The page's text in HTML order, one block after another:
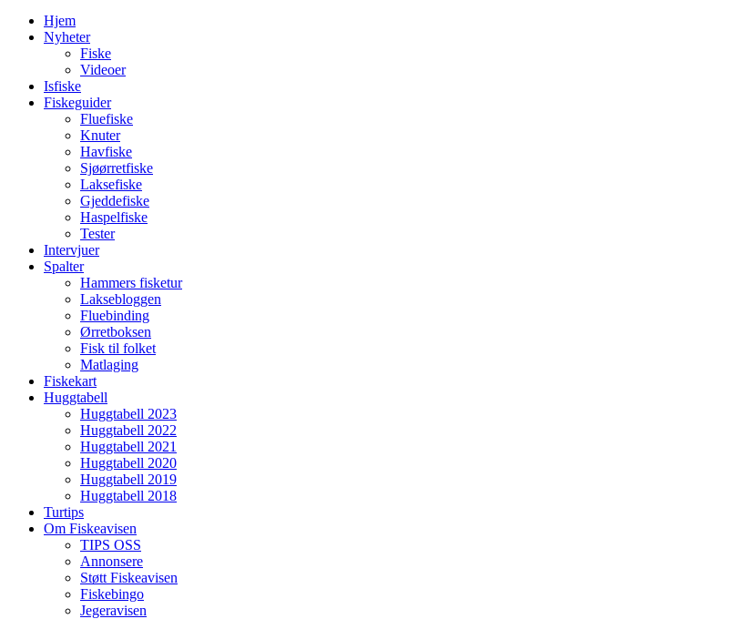
Hjem
Nyheter
Fiske
Videoer
Isfiske
Fiskeguider
Fluefiske
Knuter
Havfiske
Sjøørretfiske
Laksefiske
Gjeddefiske
Haspelfiske
Tester
Intervjuer
Spalter
Hammers fisketur
Laksebloggen
Fluebinding
Ørretboksen
Fisk til folket
Matlaging
Fiskekart
Huggtabell
Huggtabell 2023
Huggtabell 2022
Huggtabell 2021
Huggtabell 2020
Huggtabell 2019
Huggtabell 2018
Turtips
Om Fiskeavisen
TIPS OSS
Annonsere
Støtt Fiskeavisen
Fiskebingo
Jegeravisen